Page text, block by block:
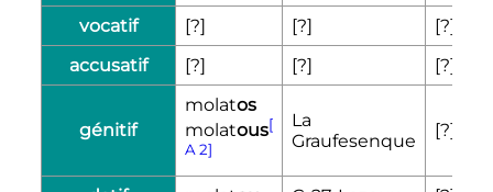
vocatif [?] [?]
[?]
accusatif
[?] [?] [?]
génitif
molatos
molatous[
A 2]
La
Graufesenque
[?]